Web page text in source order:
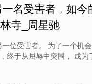
名受害者，如今
寺_周星驰
位受害者。 为了一个机
终于从屈辱中突围， 成